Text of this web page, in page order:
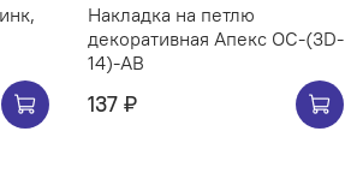
Накладка на петлю
декоративная Апекс OC-(3D-
14)-AB
137 ₽